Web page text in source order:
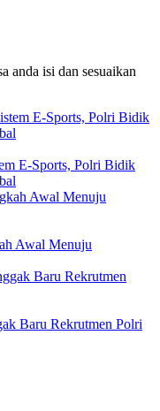
anda isi dan sesuaikan
E-Sports, Polri Bidik
Awal Menuju
Baru Rekrutmen Polri